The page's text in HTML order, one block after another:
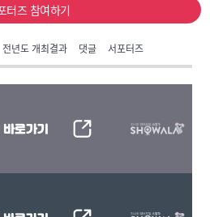
터즈 참여하기
전년도 개최결과 댓글 서포터즈